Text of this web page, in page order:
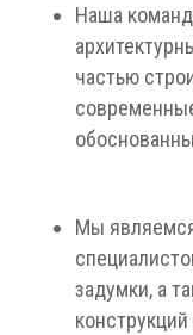
Наша
частью
Мы
задумки, а